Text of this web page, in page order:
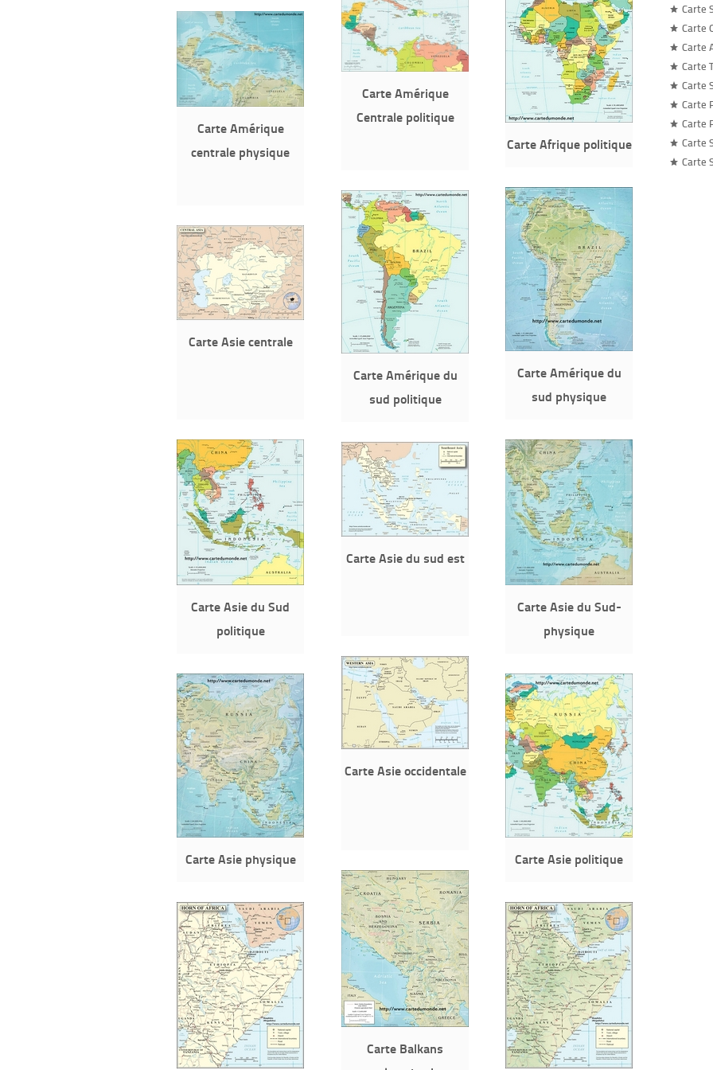
Carte Afrique politique
Carte Amérique
Centrale politique
Carte Amérique
centrale physique
Carte Amérique du
sud physique
Carte Amérique du
sud politique
Carte Asie centrale
Carte Asie du Sud
politique
Carte Asie du Sud-
physique
Carte Asie du sud est
Carte Asie occidentale
Carte Asie physique Carte Asie politique
Carte Balkans
Carte
Carte
Carte
Carte
Carte
Carte
Carte
Carte
Carte